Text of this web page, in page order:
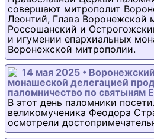
совершают митрополит
Леонтий, Глава Воронежской
Россошанский и
и игумении епархиальных
Воронежской митрополии.
14 мая 2025 •
монашеской делегацией
паломничество по святыням
В этот день паломники
великомученика Феодора
осмотрели